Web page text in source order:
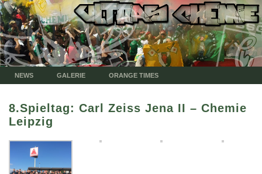
NEWS GALERIE ORANGE TIMES
8.Spieltag: Carl Zeiss Jena II – Chemie
Leipzig